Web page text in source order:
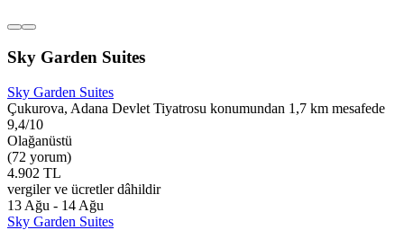
Sky Garden Suites
Sky Garden Suites
Çukurova, Adana Devlet Tiyatrosu konumundan 1,7 km mesafede
9,4/10
Olağanüstü
(72 yorum)
4.902 TL
vergiler ve ücretler dâhildir
13 Ağu - 14 Ağu
Sky Garden Suites